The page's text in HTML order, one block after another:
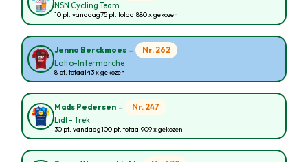
NSN Cycling Team
10 pt. vandaag75 pt. totaal880 x gekozen
Jenno Berckmoes - Nr. 262
Lotto-Intermarche
8 pt. totaal43 x gekozen
Mads Pedersen - Nr. 247
Lidl - Trek
30 pt. vandaag100 pt. totaal909 x gekozen